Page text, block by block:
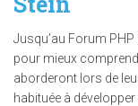
Jusqu’au Forum
pour mieux
aborderont lors de
habituée à